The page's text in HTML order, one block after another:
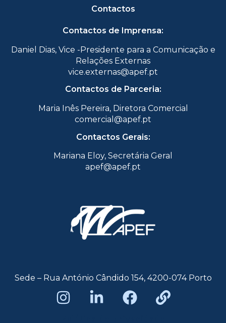
Contactos
Contactos de Imprensa:
Daniel Dias, Vice -Presidente para a Comunicação e
Relações Externas
vice.externas@apef.pt
Contactos de Parceria:
Maria Inês Pereira, Diretora Comercial
comercial@apef.pt
Contactos Gerais:
Mariana Eloy, Secretária Geral
apef@apef.pt
Sede – Rua António Cândido 154, 4200-074 Porto